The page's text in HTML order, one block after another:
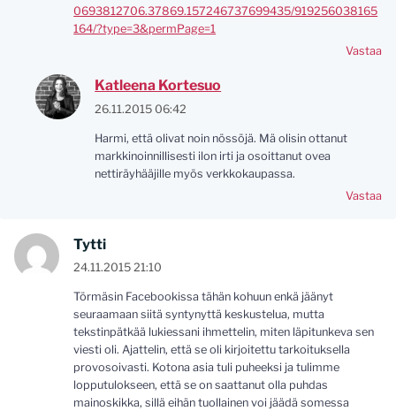
0693812706.37869.157246737699435/919256038165
164/?type=3&permPage=1
Vastaa
Katleena Kortesuo
26.11.2015 06:42
Harmi, että olivat noin nössöjä. Mä olisin ottanut
markkinoinnillisesti ilon irti ja osoittanut ovea
nettiräyhääjille myös verkkokaupassa.
Vastaa
Tytti
24.11.2015 21:10
Törmäsin Facebookissa tähän kohuun enkä jäänyt
seuraamaan siitä syntynyttä keskustelua, mutta
tekstinpätkää lukiessani ihmettelin, miten läpitunkeva sen
viesti oli. Ajattelin, että se oli kirjoitettu tarkoituksella
provosoivasti. Kotona asia tuli puheeksi ja tulimme
lopputulokseen, että se on saattanut olla puhdas
mainoskikka, sillä eihän tuollainen voi jäädä somessa